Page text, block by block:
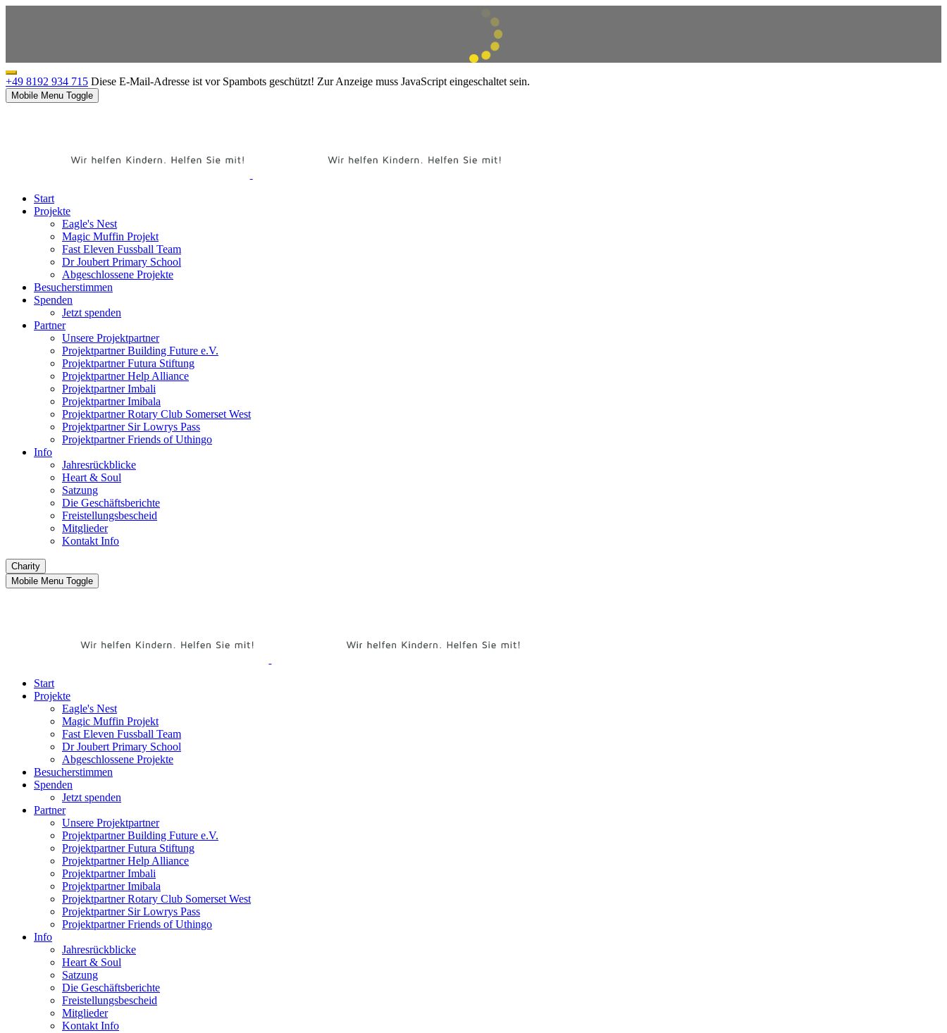
+49 8192 934 715 Diese E-Mail-Adresse ist vor Spambots geschützt! Zur Anzeige muss JavaScript eingeschaltet sein.
Mobile Menu Toggle
Start
Projekte
Eagle's Nest
Magic Muffin Projekt
Fast Eleven Fussball Team
Dr Joubert Primary School
Abgeschlossene Projekte
Besucherstimmen
Spenden
Jetzt spenden
Partner
Unsere Projektpartner
Projektpartner Building Future e.V.
Projektpartner Futura Stiftung
Projektpartner Help Alliance
Projektpartner Imbali
Projektpartner Imibala
Projektpartner Rotary Club Somerset West
Projektpartner Sir Lowrys Pass
Projektpartner Friends of Uthingo
Info
Jahresrückblicke
Heart & Soul
Satzung
Die Geschäftsberichte
Freistellungsbescheid
Mitglieder
Kontakt Info
Charity
Mobile Menu Toggle
Start
Projekte
Eagle's Nest
Magic Muffin Projekt
Fast Eleven Fussball Team
Dr Joubert Primary School
Abgeschlossene Projekte
Besucherstimmen
Spenden
Jetzt spenden
Partner
Unsere Projektpartner
Projektpartner Building Future e.V.
Projektpartner Futura Stiftung
Projektpartner Help Alliance
Projektpartner Imbali
Projektpartner Imibala
Projektpartner Rotary Club Somerset West
Projektpartner Sir Lowrys Pass
Projektpartner Friends of Uthingo
Info
Jahresrückblicke
Heart & Soul
Satzung
Die Geschäftsberichte
Freistellungsbescheid
Mitglieder
Kontakt Info